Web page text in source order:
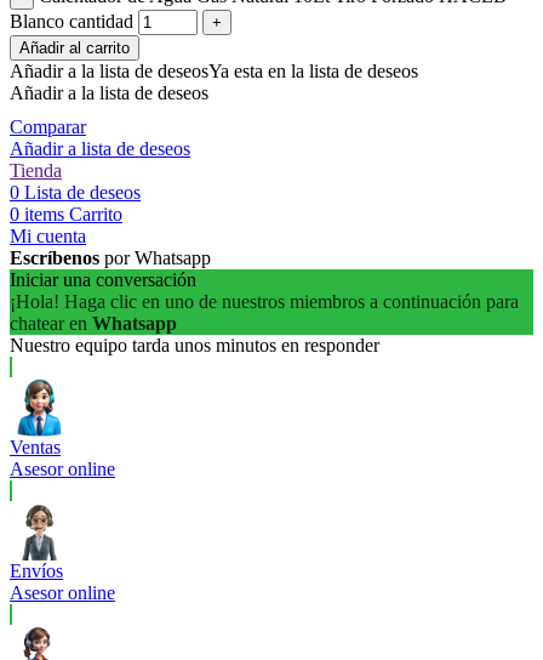
Blanco cantidad
Añadir al carrito
Añadir a la lista de deseosYa esta en la lista de deseos
Añadir a la lista de deseos
Comparar
Añadir a lista de deseos
Tienda
0 Lista de deseos
0 items Carrito
Mi cuenta
Escríbenos por Whatsapp
Iniciar una conversación
¡Hola! Haga clic en uno de nuestros miembros a continuación para
chatear en Whatsapp
Nuestro equipo tarda unos minutos en responder
Ventas
Asesor online
Envíos
Asesor online